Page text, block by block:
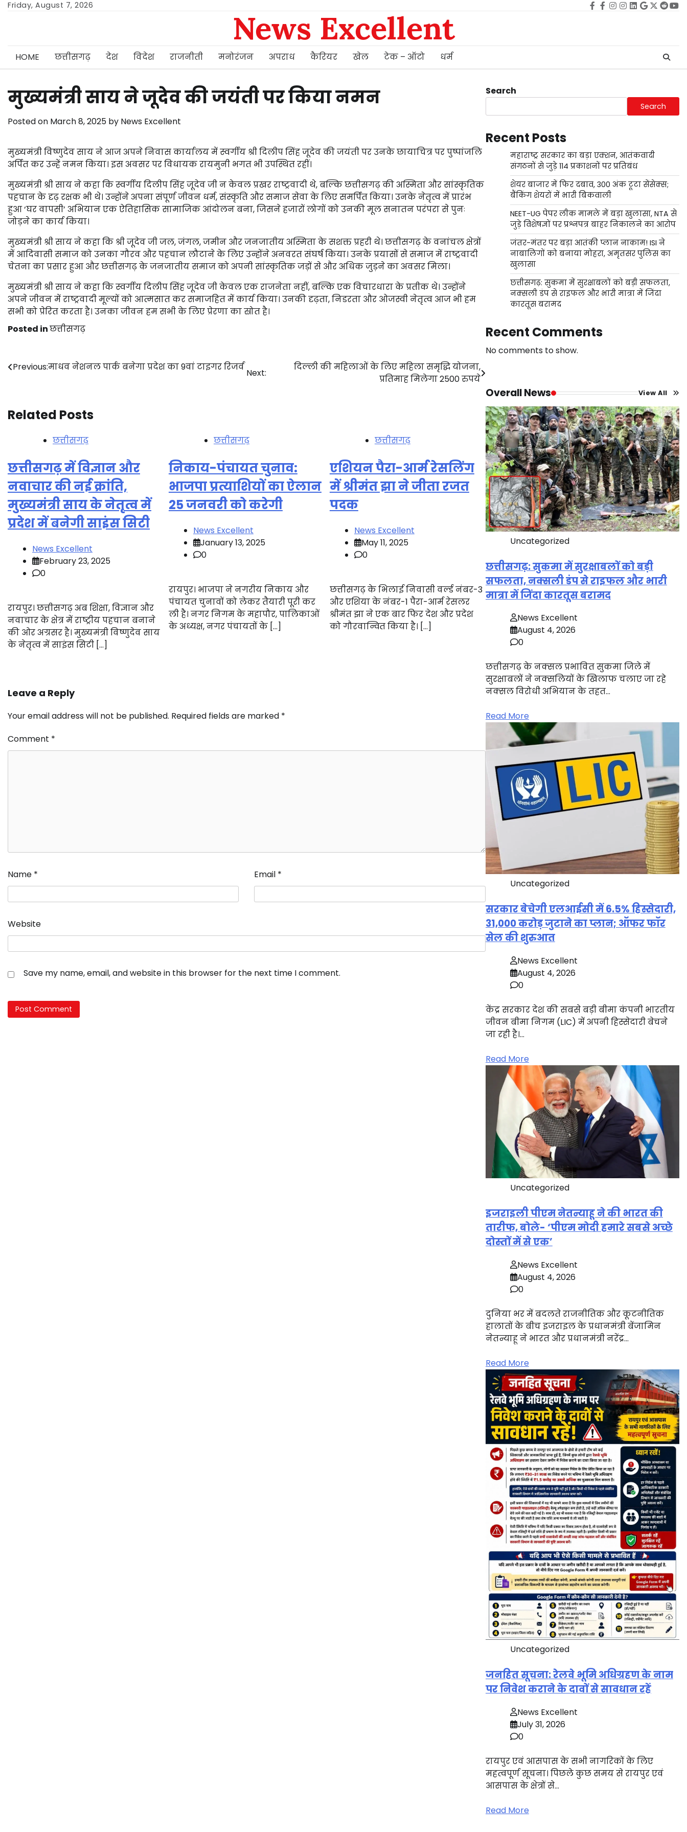
SkipFriday, August 7, 2026 Facebook
facebook
Instagram
instagram
Linkedin
google
Twitter
reddit
News Excellent
HOME छत्तीसगढ़ देश विदेश राजनीती मनोरंजन अपराध कैरियर खेल टेक – ऑटो धर्म
मुख्यमंत्री साय ने जूदेव की जयंती पर किया नमन
Posted on March 8, 2025 by News Excellent
मुख्यमंत्री विष्णुदेव साय ने आज अपने निवास कार्यालय में स्वर्गीय श्री दिलीप सिंह जूदेव की जयंती पर उनके छायाचित्र पर पुष्पांजलि
अर्पित कर उन्हें नमन किया। इस अवसर पर विधायक रायमुनी भगत भी उपस्थित रहीं।
मुख्यमंत्री श्री साय ने कहा कि स्वर्गीय दिलीप सिंह जूदेव जी न केवल प्रखर राष्ट्रवादी थे, बल्कि छत्तीसगढ़ की अस्मिता और सांस्कृतिक
पहचान के दृढ़ रक्षक भी थे। उन्होंने अपना संपूर्ण जीवन धर्म, संस्कृति और समाज सेवा के लिए समर्पित किया। उनके नेतृत्व में प्रारंभ
हुआ ‘घर वापसी’ अभियान एक ऐतिहासिक सामाजिक आंदोलन बना, जिसने हजारों लोगों को उनकी मूल सनातन परंपरा से पुनः
जोड़ने का कार्य किया।
मुख्यमंत्री श्री साय ने कहा कि श्री जूदेव जी जल, जंगल, जमीन और जनजातीय अस्मिता के सशक्त प्रहरी थे। छत्तीसगढ़ के वनांचल क्षेत्रों
में आदिवासी समाज को उनका गौरव और पहचान लौटाने के लिए उन्होंने अनवरत संघर्ष किया। उनके प्रयासों से समाज में राष्ट्रवादी
चेतना का प्रसार हुआ और छत्तीसगढ़ के जनजातीय समाज को अपनी सांस्कृतिक जड़ों से और अधिक जुड़ने का अवसर मिला।
मुख्यमंत्री श्री साय ने कहा कि स्वर्गीय दिलीप सिंह जूदेव जी केवल एक राजनेता नहीं, बल्कि एक विचारधारा के प्रतीक थे। उन्होंने
अपने जीवन में राष्ट्रवादी मूल्यों को आत्मसात कर समाजहित में कार्य किया। उनकी दृढ़ता, निडरता और ओजस्वी नेतृत्व आज भी हम
सभी को प्रेरित करता है। उनका जीवन हम सभी के लिए प्रेरणा का स्रोत है।
Posted inछत्तीसगढ़
Post
Previous:माधव नेशनल पार्क बनेगा प्रदेश का 9वां टाइगर रिजर्व
Next:
दिल्ली की महिलाओं के लिए महिला समृद्धि योजना,
प्रतिमाह मिलेगा 2500 रुपये
Related Posts
छत्तीसगढ़
छत्तीसगढ़ में विज्ञान और
नवाचार की नई क्रांति,
मुख्यमंत्री साय के नेतृत्व में
प्रदेश में बनेगी साइंस सिटी
News Excellent
February 23, 2025
0
रायपुर। छत्तीसगढ़ अब शिक्षा, विज्ञान और
नवाचार के क्षेत्र में राष्ट्रीय पहचान बनाने
की ओर अग्रसर है। मुख्यमंत्री विष्णुदेव साय
के नेतृत्व में साइंस सिटी […]
छत्तीसगढ़
निकाय-पंचायत चुनाव:
भाजपा प्रत्याशियों का ऐलान
25 जनवरी को करेगी
News Excellent
January 13, 2025
0
रायपुर। भाजपा ने नगरीय निकाय और
पंचायत चुनावों को लेकर तैयारी पूरी कर
ली है। नगर निगम के महापौर, पालिकाओं
के अध्यक्ष, नगर पंचायतों के […]
छत्तीसगढ़
एशियन पैरा-आर्म रेसलिंग
में श्रीमंत झा ने जीता रजत
पदक
News Excellent
May 11, 2025
0
छत्तीसगढ़ के भिलाई निवासी वर्ल्ड नंबर-3
और एशिया के नंबर-1 पैरा-आर्म रेसलर
श्रीमंत झा ने एक बार फिर देश और प्रदेश
को गौरवान्वित किया है। […]
Leave a Reply
Your email address will not be published. Required fields are marked *
Comment *
Name * Email *
Website
Save my name, email, and website in this browser for the next time I comment.
Search
Search
Recent Posts
महाराष्ट्र सरकार का बड़ा एक्शन, आतंकवादी
संगठनों से जुड़े 114 प्रकाशनों पर प्रतिबंध
शेयर बाजार में फिर दबाव, 300 अंक टूटा सेंसेक्स;
बैंकिंग शेयरों में भारी बिकवाली
NEET-UG पेपर लीक मामले में बड़ा खुलासा, NTA से
जुड़े विशेषज्ञों पर प्रश्नपत्र बाहर निकालने का आरोप
जंतर-मंतर पर बड़ा आतंकी प्लान नाकाम! ISI ने
नाबालिगों को बनाया मोहरा, अमृतसर पुलिस का
खुलासा
छत्तीसगढ़: सुकमा में सुरक्षाबलों को बड़ी सफलता,
नक्सली डंप से राइफल और भारी मात्रा में जिंदा
कारतूस बरामद
Recent Comments
No comments to show.
Overall News View All
Uncategorized
छत्तीसगढ़: सुकमा में सुरक्षाबलों को बड़ी
सफलता, नक्सली डंप से राइफल और भारी
मात्रा में जिंदा कारतूस बरामद
News Excellent
August 4, 2026
0
छत्तीसगढ़ के नक्सल प्रभावित सुकमा जिले में
सुरक्षाबलों ने नक्सलियों के खिलाफ चलाए जा रहे
नक्सल विरोधी अभियान के तहत…
Read More
Uncategorized
सरकार बेचेगी एलआईसी में 6.5% हिस्सेदारी,
31,000 करोड़ जुटाने का प्लान; ऑफर फॉर
सेल की शुरुआत
News Excellent
August 4, 2026
0
केंद्र सरकार देश की सबसे बड़ी बीमा कंपनी भारतीय
जीवन बीमा निगम (LIC) में अपनी हिस्सेदारी बेचने
जा रही है।…
Read More
Uncategorized
इजराइली पीएम नेतन्याहू ने की भारत की
तारीफ, बोले- ‘पीएम मोदी हमारे सबसे अच्छे
दोस्तों में से एक’
News Excellent
August 4, 2026
0
दुनिया भर में बदलते राजनीतिक और कूटनीतिक
हालातों के बीच इजराइल के प्रधानमंत्री बेंजामिन
नेतन्याहू ने भारत और प्रधानमंत्री नरेंद्र…
Read More
Uncategorized
जनहित सूचना: रेलवे भूमि अधिग्रहण के नाम
पर निवेश कराने के दावों से सावधान रहें
News Excellent
July 31, 2026
0
रायपुर एवं आसपास के सभी नागरिकों के लिए
महत्वपूर्ण सूचना। पिछले कुछ समय से रायपुर एवं
आसपास के क्षेत्रों से…
Read More